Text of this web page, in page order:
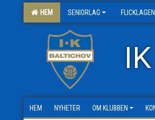
HEM SENIORLAG FLICKLAGEN
HEM NYHETER OM KLUBBEN